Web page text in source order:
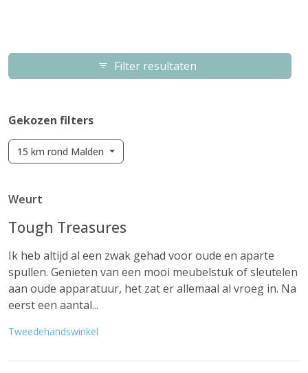
Filter resultaten
Gekozen filters
15 km rond Malden
Weurt
Tough Treasures
Ik heb altijd al een zwak gehad voor oude en aparte
spullen. Genieten van een mooi meubelstuk of sleutelen
aan oude apparatuur, het zat er allemaal al vroeg in. Na
eerst een aantal...
Tweedehandswinkel